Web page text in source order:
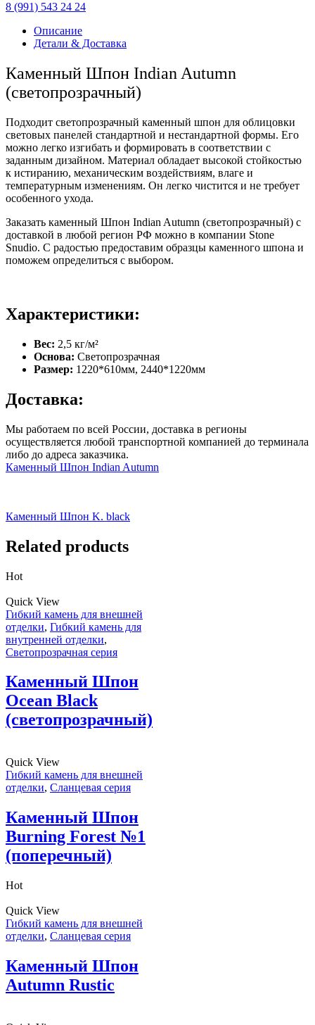
8 (991) 543 24 24
Описание
Детали & Доставка
Каменный Шпон Indian Autumn
(светопрозрачный)
Подходит светопрозрачный каменный шпон для облицовки
световых панелей стандартной и нестандартной формы. Его
можно легко изгибать и формировать в соответствии с
заданным дизайном. Материал обладает высокой стойкостью
к истиранию, механическим воздействиям, влаге и
температурным изменениям. Он легко чистится и не требует
особенного ухода.
Заказать каменный Шпон Indian Autumn (светопрозрачный) с
доставкой в любой регион РФ можно в компании Stone
Snudio. С радостью предоставим образцы каменного шпона и
поможем определиться с выбором.
Характеристики:
Вес: 2,5 кг/м²
Основа: Светопрозрачная
Размер: 1220*610мм, 2440*1220мм
Доставка:
Мы работаем по всей России, доставка в регионы
осуществляется любой транспортной компанией до терминала
либо до адреса заказчика.
Каменный Шпон Indian Autumn
Каменный Шпон K. black
Related products
Hot
Quick View
Гибкий камень для внешней
отделки, Гибкий камень для
внутренней отделки,
Светопрозрачная серия
Каменный Шпон
Ocean Black
(светопрозрачный)
Quick View
Гибкий камень для внешней
отделки, Сланцевая серия
Каменный Шпон
Burning Forest №1
(поперечный)
Hot
Quick View
Гибкий камень для внешней
отделки, Сланцевая серия
Каменный Шпон
Autumn Rustic